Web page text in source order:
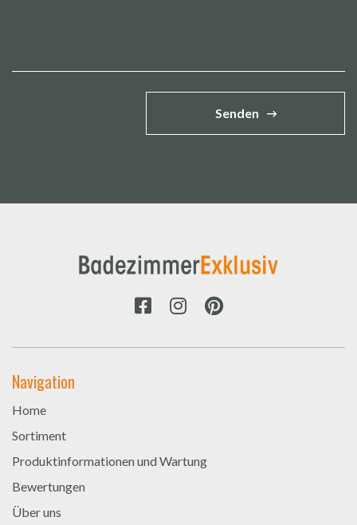
Senden
Navigation
Home
Sortiment
Produktinformationen und Wartung
Bewertungen
Über uns